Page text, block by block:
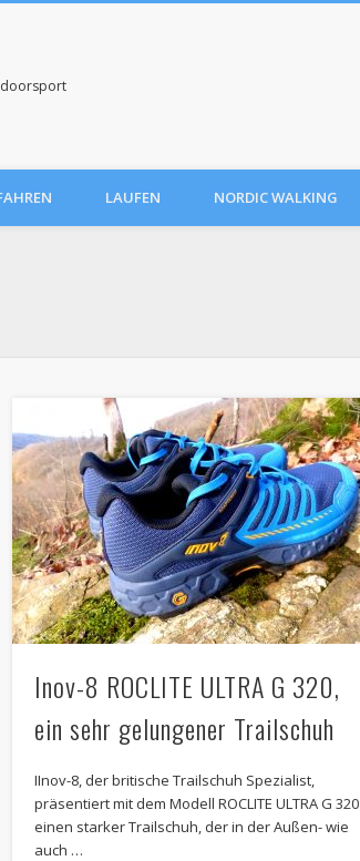
LAUFEN NORDIC WALKING
Inov-8 ROCLITE ULTRA G 320,
ein sehr gelungener Trailschuh
IInov-8, der britische Trailschuh Spezialist,
präsentiert mit dem Modell ROCLITE ULTRA G 320
einen starker Trailschuh, der in der Außen- wie
auch …